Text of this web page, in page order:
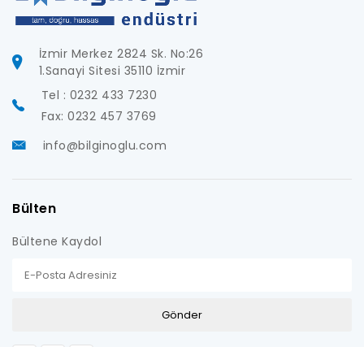
İzmir Merkez 2824 Sk. No:26
1.Sanayi Sitesi 35110 İzmir
Tel : 0232 433 7230
Fax: 0232 457 3769
info@bilginoglu.com
Bülten
Bültene Kaydol